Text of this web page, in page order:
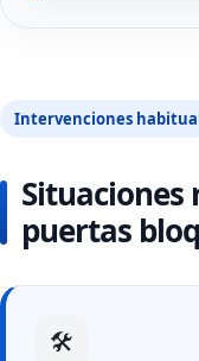
Intervenciones
Situaciones
puertas
🛠